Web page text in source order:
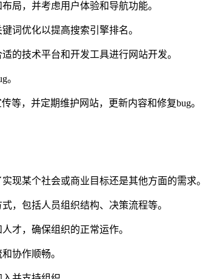
局，并考虑用户体验和导航功能。
词优化以提高搜索引擎排名。
的技术平台和开发工具进行网站开发。
。
等，并定期维护网站，更新内容和修复bug。
现某个社会或商业目标还是其他方面的需求。
，包括人员组织结构、决策流程等。
才，确保组织的正常运作。
协作顺畅。